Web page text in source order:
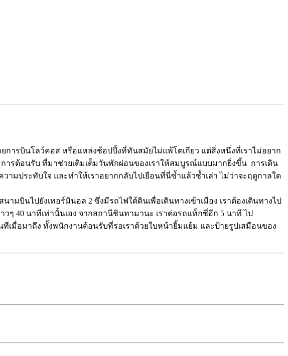
การบินโลว์คอส หรือแหล่งช้อปปิ้งที่ทันสมัยไม่แพ้โตเกียว แต่สิ่งหนึ่งที่เราไม่อยาก
ารต้อนรับ ที่มาช่วยเติมเต็มวันพักผ่อนของเราให้สมบูรณ์แบบมากยิ่งขึ้น การเดิน
มประทับใจ และทำให้เราอยากกลับไปเยือนที่นี่ซ้ำแล้วซ้ำเล่า ไม่ว่าจะฤดูกาลใด
ามบินไปยังเทอร์มินอล 2 ซึ่งมีรถไฟใต้ดินเพื่อเดินทางเข้าเมือง เราต้องเดินทางไป
วๆ 40 นาทีเท่านั้นเอง จากสถานีชินทามานะ เราต่อรถแท็กซี่อีก 5 นาที ไป
มื่อมาถึง ทั้งพนักงานต้อนรับที่รอเราด้วยใบหน้ายิ้มแย้ม และป้ายรูปเสมือนของ